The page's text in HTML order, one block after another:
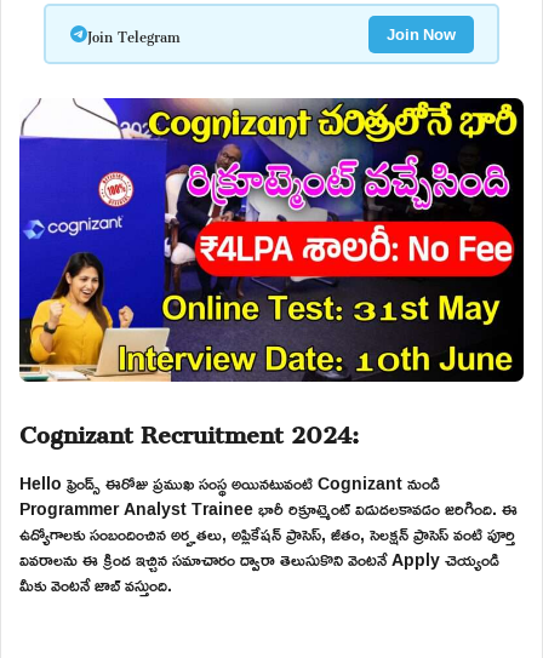
Join Telegram Join Now
Cognizant Recruitment 2024:
Hello ఫ్రెండ్స్ ఈరోజు ప్రముఖ సంస్థ అయినటువంటి Cognizant నుండి
Programmer Analyst Trainee భారీ రిక్రూట్మెంట్ విడుదలకావడం జరిగింది. ఈ
ఉద్యోగాలకు సంబందించిన అర్హతలు, అప్లికేషన్ ప్రాసెస్, జీతం, సెలక్షన్ ప్రాసెస్ వంటి పూర్తి
వివరాలను ఈ క్రింద ఇచ్చిన సమాచారం ద్వారా తెలుసుకొని వెంటనే Apply చెయ్యండి
మీకు వెంటనే జాబ్ వస్తుంది.